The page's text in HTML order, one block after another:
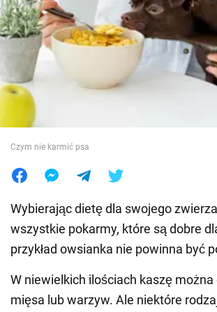
Społeczeństwo
Wojna na Ukrainie
Świat
Jedzenie
Czym nie karmić psa
Wybierając dietę dla swojego
wszystkie pokarmy, które są dobre
przykład owsianka nie powinna być
W niewielkich ilościach kaszę można
mięsa lub warzyw. Ale niektóre